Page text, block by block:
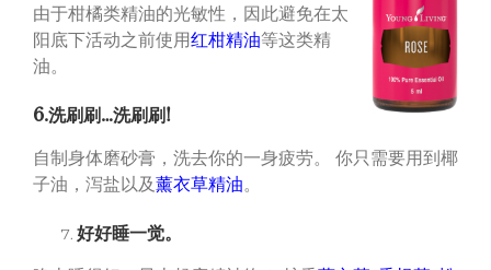
由于柑橘类精油的光敏性，因此避免在太
阳底下活动之前使用红柑精油等这类精
油。
6.洗刷刷…洗刷刷!
自制身体磨砂膏，洗去你的一身疲劳。 你只需要用到椰
子油，泻盐以及薰衣草精油。
好好睡一觉。